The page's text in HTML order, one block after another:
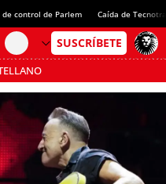
de control de Parlem Caída de